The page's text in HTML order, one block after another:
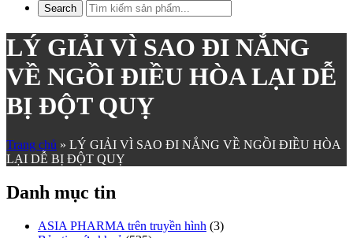
LÝ GIẢI VÌ SAO ĐI NẮNG
VỀ NGỒI ĐIỀU HÒA LẠI DỄ
BỊ ĐỘT QUỴ
Trang chủ » LÝ GIẢI VÌ SAO ĐI NẮNG VỀ NGỒI ĐIỀU HÒA
LẠI DỄ BỊ ĐỘT QUỴ
Danh mục tin
ASIA PHARMA trên truyền hình (3)